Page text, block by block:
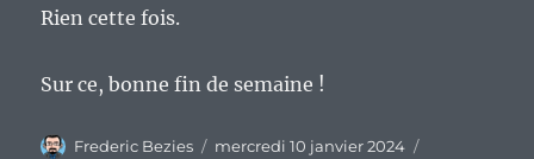
Rien cette fois.
Sur ce, bonne fin de semaine !
Auteur
Frederic Bezies
Publié
mercredi 10 janvier 2024